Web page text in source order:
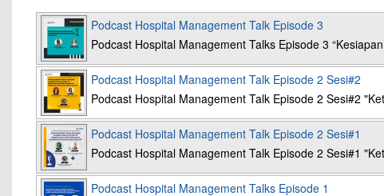
Podcast Hospital Management Talk Episode 3
Podcast Hospital Management Talks Episode 3
Podcast Hospital Management Talk Episode 2 Sesi#2
Podcast Hospital Management Talk Episode 2 Sesi#2
Podcast Hospital Management Talk Episode 2 Sesi#1
Podcast Hospital Management Talk Episode 2 Sesi#1
Podcast Hospital Management Talks Episode 1